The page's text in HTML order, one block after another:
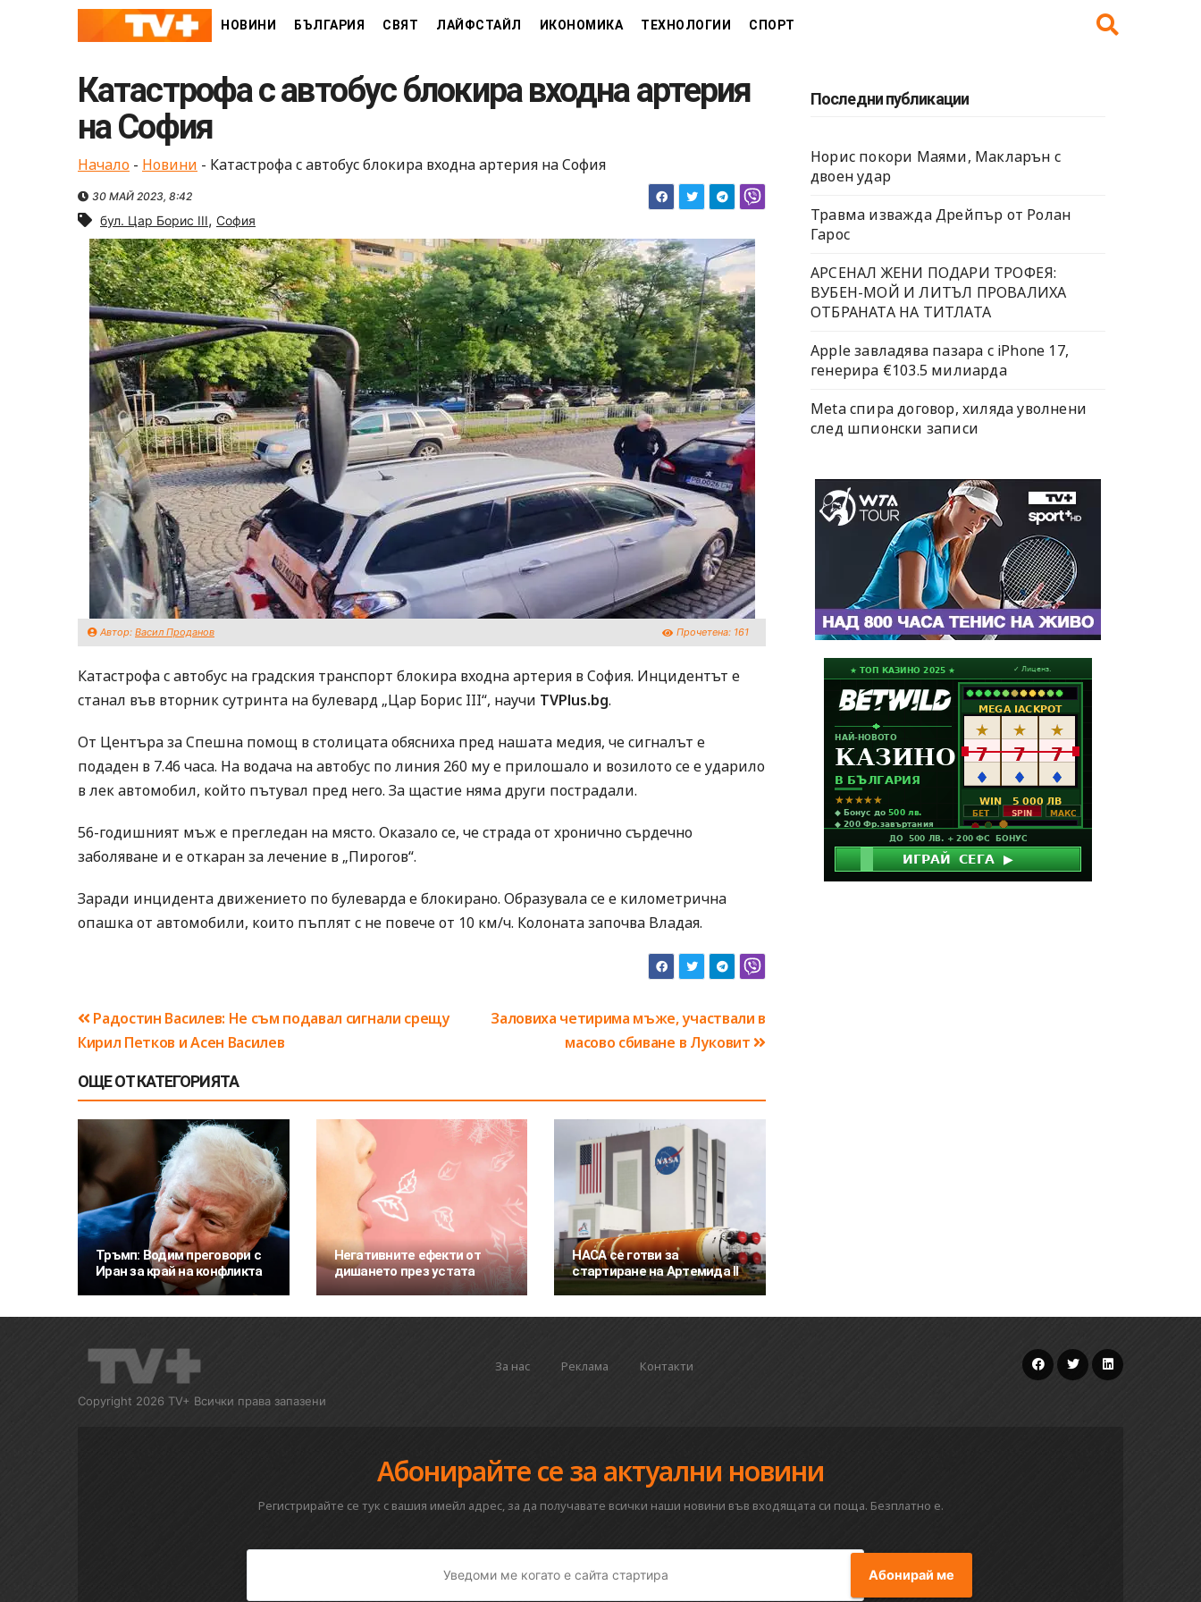
НОВИНИ БЪЛГАРИЯ СВЯТ ЛАЙФСТАЙЛ ИКОНОМИКА ТЕХНОЛОГИИ СПОРТ
Катастрофа с автобус блокира входна артерия
на София
Начало - Новини - Катастрофа с автобус блокира входна артерия на София
30 МАЙ 2023, 8:42
бул. Цар Борис III, София
Автор: Васил Проданов Прочетена: 161
Катастрофа с автобус на градския транспорт блокира входна артерия в София. Инцидентът е
станал във вторник сутринта на булевард „Цар Борис III“, научи TVPlus.bg.
От Центъра за Спешна помощ в столицата обясниха пред нашата медия, че сигналът е
подаден в 7.46 часа. На водача на автобус по линия 260 му е прилошало и возилото се е ударило
в лек автомобил, който пътувал пред него. За щастие няма други пострадали.
56-годишният мъж е прегледан на място. Оказало се, че страда от хронично сърдечно
заболяване и е откаран за лечение в „Пирогов“.
Заради инцидента движението по булеварда е блокирано. Образувала се е километрична
опашка от автомобили, които пъплят с не повече от 10 км/ч. Колоната започва Владая.
Навигация
Заловиха четирима мъже, участвали в
масово сбиване в Луковит
Радостин Василев: Не съм подавал сигнали срещу
Кирил Петков и Асен Василев
ОЩЕ ОТ КАТЕГОРИЯТА
Тръмп: Водим преговори с
Иран за край на конфликта
Негативните ефекти от
дишането през устата
НАСА се готви за
стартиране на Артемида II
Последни публикации
Норис покори Маями, Макларън с
двоен удар
Травма изважда Дрейпър от Ролан
Гарос
АРСЕНАЛ ЖЕНИ ПОДАРИ ТРОФЕЯ:
ВУБЕН-МОЙ И ЛИТЪЛ ПРОВАЛИХА
ОТБРАНАТА НА ТИТЛАТА
Apple завладява пазара с iPhone 17,
генерира €103.5 милиарда
Meta спира договор, хиляда уволнени
след шпионски записи
За нас Реклама Контакти
Copyright 2026 TV+ Всички права запазени
Абонирайте се за актуални новини
Регистрирайте се тук с вашия имейл адрес, за да получавате всички наши новини във входящата си поща. Безплатно е.
Абонирай ме